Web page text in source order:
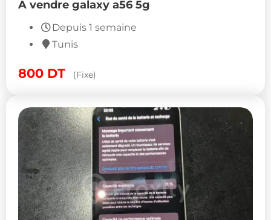
A vendre galaxy a56 5g
Depuis 1 semaine
Tunis
800 DT (Fixe)